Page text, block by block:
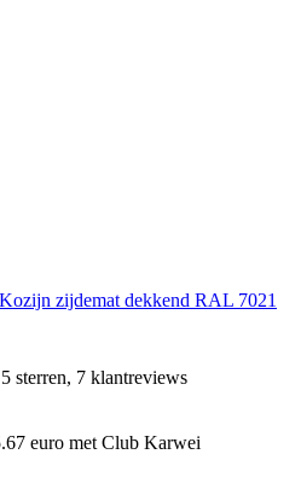
zijdemat dekkend RAL 7021
sterren, 7 klantreviews
euro met Club Karwei